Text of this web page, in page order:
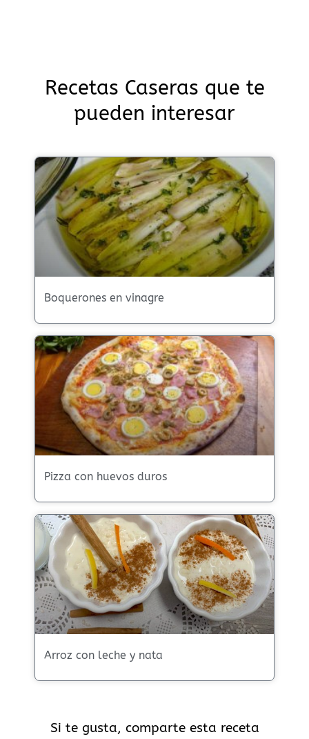
Recetas Caseras que te
pueden interesar
Boquerones en vinagre
Pizza con huevos duros
Arroz con leche y nata
Si te gusta, comparte esta receta